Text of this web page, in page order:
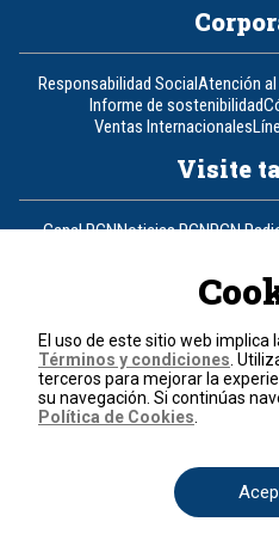
Responsabilidad SocialAtención
Informe de sostenibilidad
Ventas Internacionales
Visite
Canal RCNNoticias RCNRCN
Un producto de RCN
Teléfono+57
Términos y
© 2026,
El uso de este sitio web implica
Términos y condiciones .
terceros para mejorar la
su navegación. Si continúas
Política de Cookies